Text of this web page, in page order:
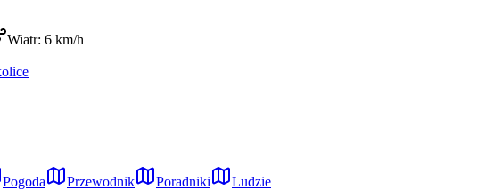
Wiatr: 6 km/h
Pogoda Przewodnik Poradniki
Ludzie